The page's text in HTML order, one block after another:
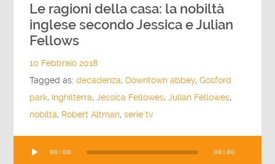
Le ragioni della casa: la nobiltà
inglese secondo Jessica e Julian
Fellows
10 Febbraio 2018
Tagged as:decadenza, Downtown abbey,Gosford
park, Inghilterra,Jessica Fellowes,Julian Fellowes,
nobiltà, Robert Altman,serie tv
Player
00:00 00:00